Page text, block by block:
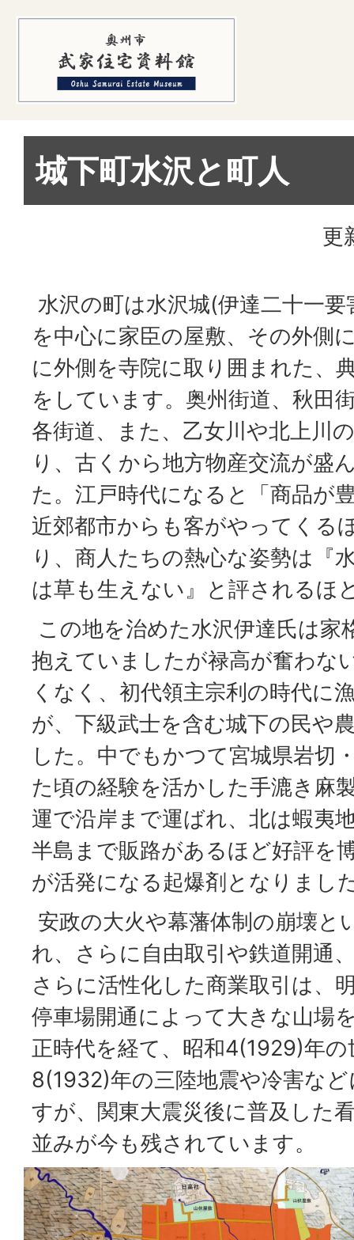
城下町水沢と町人
更
水沢の町は水沢城(伊達二十一
を中心に家臣の屋敷、その外側
に外側を寺院に取り囲まれた、
をしています。奥州街道、秋田
各街道、また、乙女川や北上川
り、古くから地方物産交流が盛
た。江戸時代になると「商品が
近郊都市からも客がやってくる
り、商人たちの熱心な姿勢は『
は草も生えない』と評されるほ
この地を治めた水沢伊達氏は家
抱えていましたが禄高が奮わな
くなく、初代領主宗利の時代に
が、下級武士を含む城下の民や
した。中でもかつて宮城県岩切
た頃の経験を活かした手漉き麻
運で沿岸まで運ばれ、北は蝦夷
半島まで販路があるほど好評を
が活発になる起爆剤となりまし
安政の大火や幕藩体制の崩壊と
れ、さらに自由取引や鉄道開通
さらに活性化した商業取引は、
停車場開通によって大きな山場
正時代を経て、昭和4(1929)年の
8(1932)年の三陸地震や冷害な
すが、関東大震災後に普及した
並みが今も残されています。